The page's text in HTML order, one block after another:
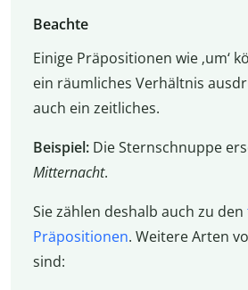
Beachte
Einige Präpositionen wie ‚um‘
ein räumliches Verhältnis
auch ein zeitliches.
Beispiel: Die Sternschnuppe
Mitternacht.
Sie zählen deshalb auch zu den
Präpositionen. Weitere Arten
sind: